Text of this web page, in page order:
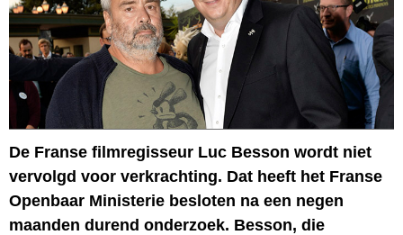
De Franse filmregisseur Luc Besson wordt niet
vervolgd voor verkrachting. Dat heeft het Franse
Openbaar Ministerie besloten na een negen
maanden durend onderzoek. Besson, die